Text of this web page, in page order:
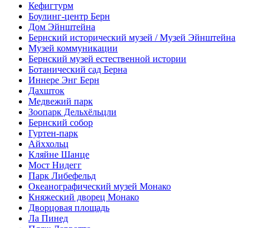
Кефигтурм
Боулинг-центр Берн
Дом Эйнштейна
Бернский исторический музей / Музей Эйнштейна
Музей коммуникации
Бернский музей естественной истории
Ботанический сад Берна
Иннере Энг Берн
Дахшток
Медвежий парк
Зоопарк Дельхёльцли
Бернский собор
Гуртен-парк
Айххольц
Кляйне Шанце
Мост Нидегг
Парк Либефельд
Океанографический музей Монако
Княжеский дворец Монако
Дворцовая площадь
Ла Пинед